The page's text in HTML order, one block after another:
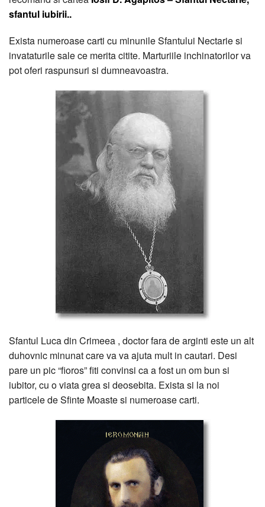
sfantul iubirii..
Exista numeroase carti cu minunile Sfantului Nectarie si
invataturile sale ce merita citite. Marturiile inchinatorilor va
pot oferi raspunsuri si dumneavoastra.
Sfantul Luca din Crimeea , doctor fara de arginti este un alt
duhovnic minunat care va va ajuta mult in cautari. Desi
pare un pic “fioros” fiti convinsi ca a fost un om bun si
iubitor, cu o viata grea si deosebita. Exista si la noi
particele de Sfinte Moaste si numeroase carti.